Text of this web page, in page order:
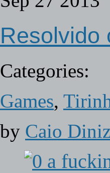
Resolvido
Categories:
Games,
by Caio